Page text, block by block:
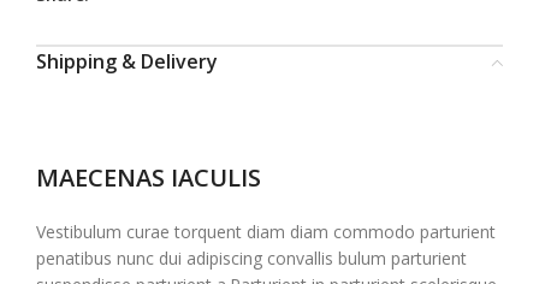
Shipping & Delivery
MAECENAS IACULIS
Vestibulum curae torquent diam diam commodo parturient
penatibus nunc dui adipiscing convallis bulum parturient